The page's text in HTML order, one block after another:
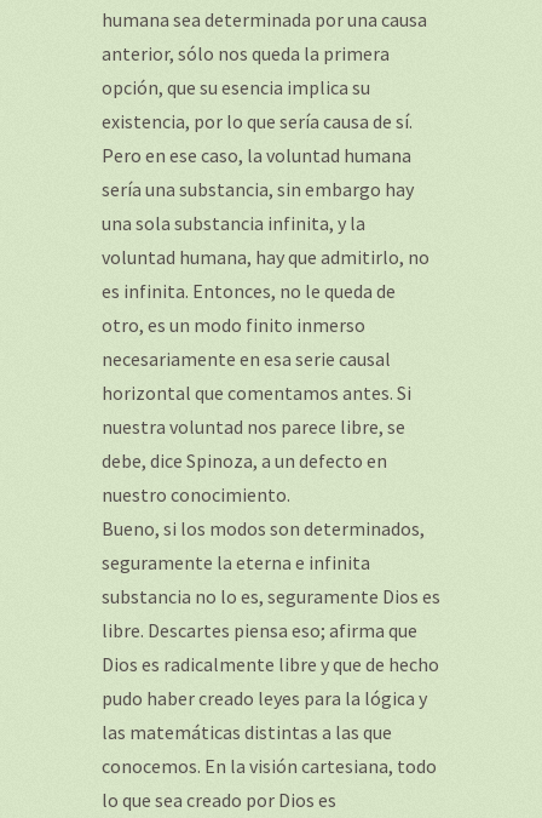
humana sea determinada por una causa
anterior, sólo nos queda la primera
opción, que su esencia implica su
existencia, por lo que sería causa de sí.
Pero en ese caso, la voluntad humana
sería una substancia, sin embargo hay
una sola substancia infinita, y la
voluntad humana, hay que admitirlo, no
es infinita. Entonces, no le queda de
otro, es un modo finito inmerso
necesariamente en esa serie causal
horizontal que comentamos antes. Si
nuestra voluntad nos parece libre, se
debe, dice Spinoza, a un defecto en
nuestro conocimiento.
Bueno, si los modos son determinados,
seguramente la eterna e infinita
substancia no lo es, seguramente Dios es
libre. Descartes piensa eso; afirma que
Dios es radicalmente libre y que de hecho
pudo haber creado leyes para la lógica y
las matemáticas distintas a las que
conocemos. En la visión cartesiana, todo
lo que sea creado por Dios es